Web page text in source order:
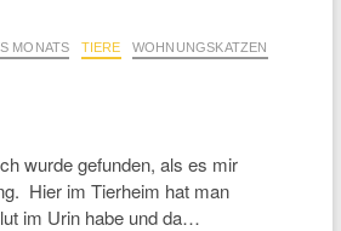
MONATS TIERE WOHNUNGSKATZEN
wurde gefunden, als es mir
Hier im Tierheim hat man
im Urin habe und da…